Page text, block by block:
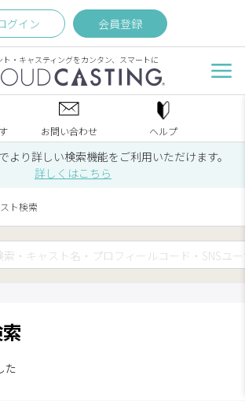
グイン 会員登録
ト・キャスティングをカンタン、スマートに
お問い合わせ ヘルプ
より詳しい検索機能をご利用いただけます。
詳しくはこちら
ト検索
た